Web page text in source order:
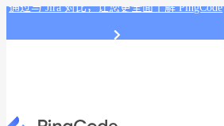
通过与 Jira 对比，让您更全面了解 PingCode